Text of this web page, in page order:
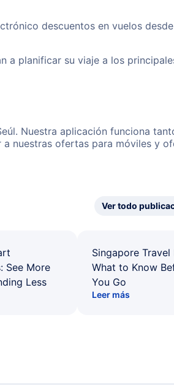
descuentos en vuelos
a planificar su viaje a los
Nuestra aplicación funciona
nuestras ofertas para móviles y
Ver todo
See More
Less
Singapore Travel
What to Know
You Go
Leer más